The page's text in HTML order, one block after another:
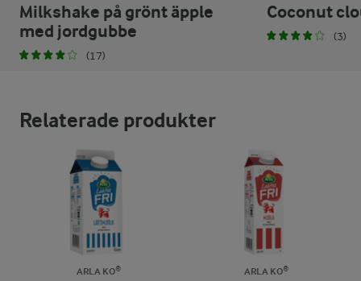
Milkshake på grönt äpple
med jordgubbe
(17)
Coconut
(3)
Relaterade produkter
ARLA KO® ARLA KO®